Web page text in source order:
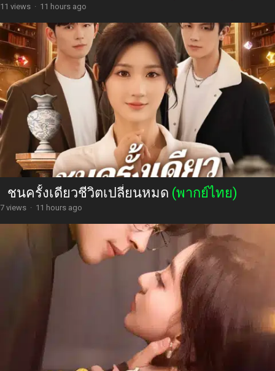
11 views · 11 hours ago
ชนครั้งเดียวชีวิตเปลี่ยนหมด (พากย์ไทย)
7 views · 11 hours ago